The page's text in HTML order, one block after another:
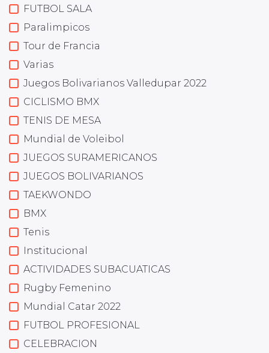
FUTBOL SALA
Paralimpicos
Tour de Francia
Varias
Juegos Bolivarianos Valledupar 2022
CICLISMO BMX
TENIS DE MESA
Mundial de Voleibol
JUEGOS SURAMERICANOS
JUEGOS BOLIVARIANOS
TAEKWONDO
BMX
Tenis
Institucional
ACTIVIDADES SUBACUATICAS
Rugby Femenino
Mundial Catar 2022
FUTBOL PROFESIONAL
CELEBRACION